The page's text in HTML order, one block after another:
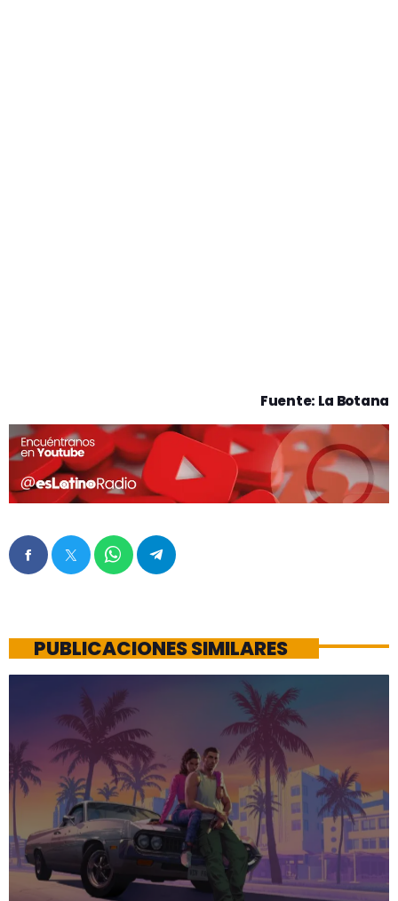
Fuente: La Botana
PUBLICACIONES SIMILARES